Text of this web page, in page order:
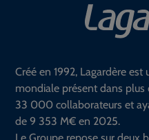
Créé en 1992, Lagardère
mondiale présent dans
33 000 collaborateurs et
de 9 353 M€ en 2025.